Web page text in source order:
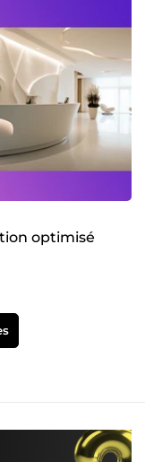
optimisé